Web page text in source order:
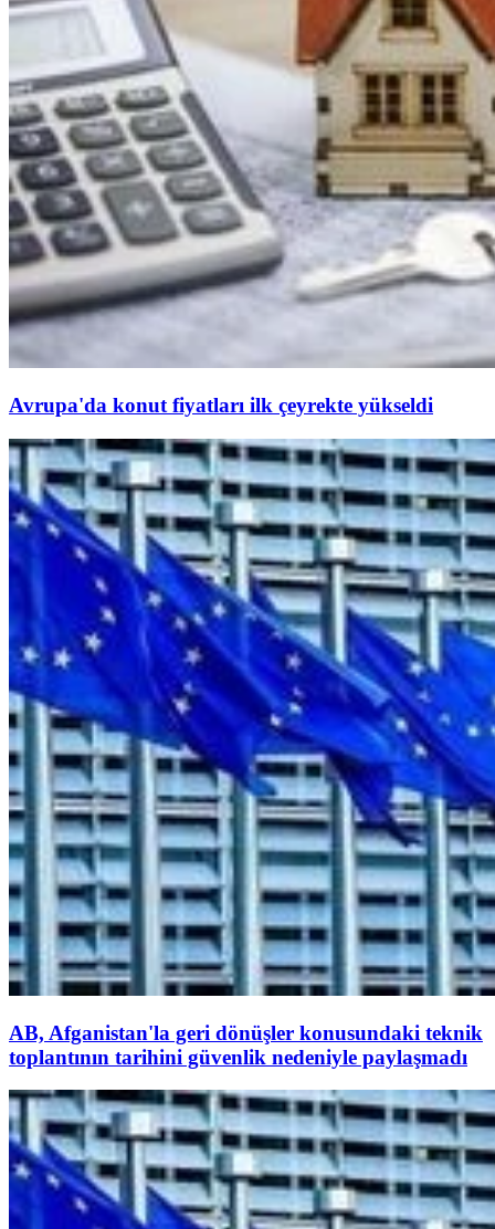
Avrupa'da konut fiyatları ilk çeyrekte yükseldi
AB, Afganistan'la geri dönüşler konusundaki teknik
toplantının tarihini güvenlik nedeniyle paylaşmadı